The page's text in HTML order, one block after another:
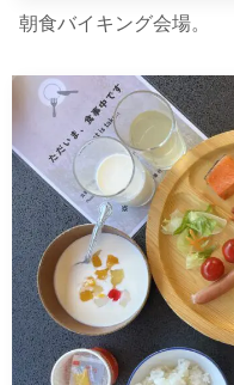
朝食バイキング会場。